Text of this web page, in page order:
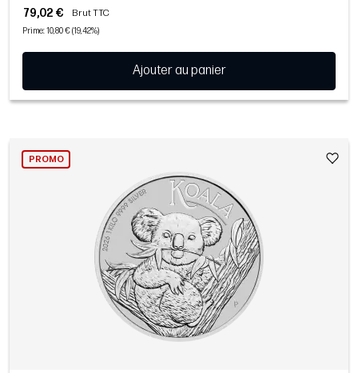
79,02 € Brut TTC
Prime: 10,80 € (19,42%)
Ajouter au panier
PROMO